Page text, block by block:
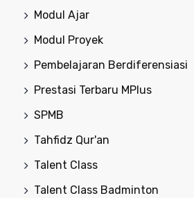
Modul Ajar
Modul Proyek
Pembelajaran Berdiferensiasi
Prestasi Terbaru MPlus
SPMB
Tahfidz Qur'an
Talent Class
Talent Class Badminton